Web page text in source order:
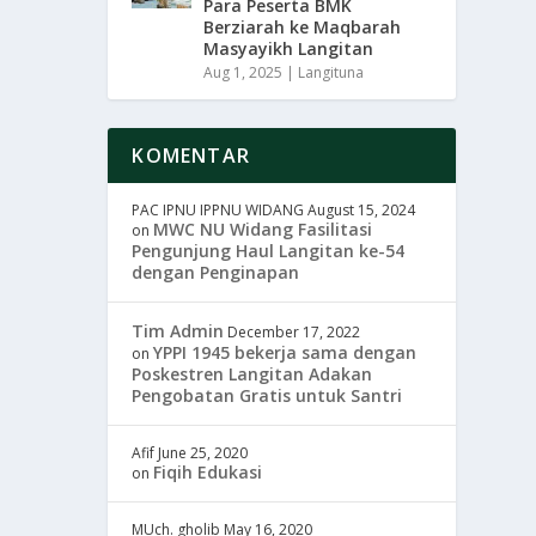
Para Peserta BMK
Berziarah ke Maqbarah
Masyayikh Langitan
Aug 1, 2025 | Langituna
KOMENTAR
PAC IPNU IPPNU WIDANG August 15, 2024
on MWC NU Widang Fasilitasi
Pengunjung Haul Langitan ke-54
dengan Penginapan
Tim Admin December 17, 2022
onYPPI 1945 bekerja sama dengan
Poskestren Langitan Adakan
Pengobatan Gratis untuk Santri
Afif June 25, 2020
on Fiqih Edukasi
MUch. gholib May 16, 2020